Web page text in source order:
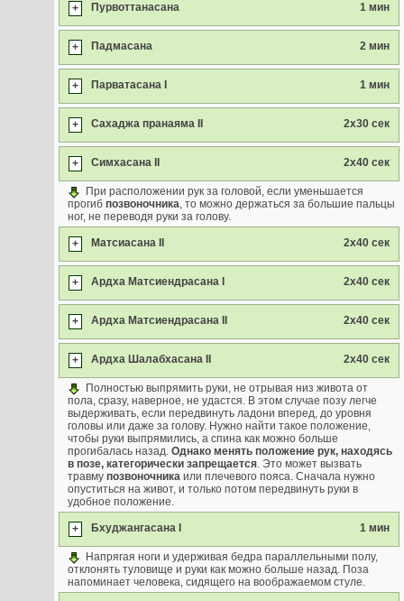
+ Пурвоттанасана 1 мин
+ Падмасана 2 мин
+ Парватасана I 1 мин
+ Сахаджа пранаяма II 2x30 сек
+ Симхасана II 2x40 сек
При расположении рук за головой, если уменьшается
прогиб позвоночника, то можно держаться за большие пальцы
ног, не переводя руки за голову.
+ Матсиасана II 2х40 сек
+ Ардха Матсиендрасана I 2х40 сек
+ Ардха Матсиендрасана II 2х40 сек
+ Ардха Шалабхасана II 2х40 сек
Полностью выпрямить руки, не отрывая низ живота от
пола, сразу, наверное, не удастся. В этом случае позу легче
выдерживать, если передвинуть ладони вперед, до уровня
головы или даже за голову. Нужно найти такое положение,
чтобы руки выпрямились, а спина как можно больше
прогибалась назад. Однако менять положение рук, находясь
в позе, категорически запрещается. Это может вызвать
травму позвоночника или плечевого пояса. Сначала нужно
опуститься на живот, и только потом передвинуть руки в
удобное положение.
+ Бхуджангасана I 1 мин
Напрягая ноги и удерживая бедра параллельными полу,
отклонять туловище и руки как можно больше назад. Поза
напоминает человека, сидящего на воображаемом стуле.